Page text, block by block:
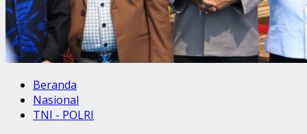
Beranda
Nasional
TNI - POLRI